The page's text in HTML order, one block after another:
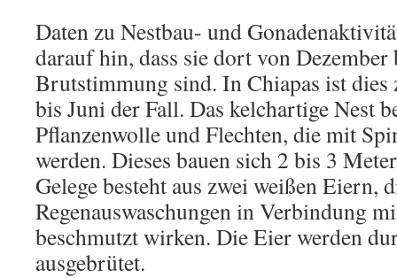
Daten zu Nestbau- und
darauf hin, dass sie dort von
Brutstimmung sind. In Chiapas ist
bis Juni der Fall. Das kelchartige Nest
Pflanzenwolle und Flechten, die mit
werden. Dieses bauen sich 2 bis 3
Gelege besteht aus zwei weißen Eiern,
Regenauswaschungen in Verbindung
beschmutzt wirken. Die Eier werden
ausgebrütet.